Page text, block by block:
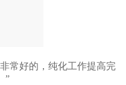
常好的，纯化工作提高完
”